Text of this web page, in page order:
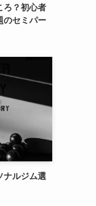
ろ？初心者
のセミパー
ナルジム選